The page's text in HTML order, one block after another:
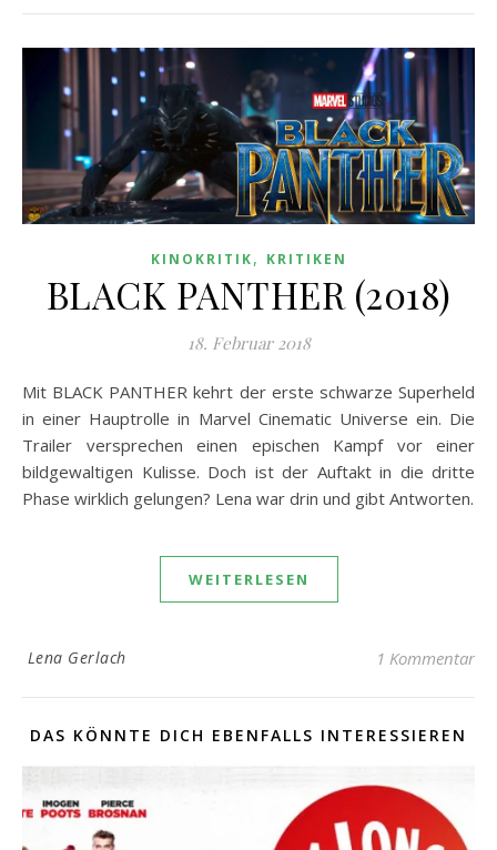
KINOKRITIK, KRITIKEN
BLACK PANTHER (2018)
18. Februar 2018
Mit BLACK PANTHER kehrt der erste schwarze Superheld
in einer Hauptrolle in Marvel Cinematic Universe ein. Die
Trailer versprechen einen epischen Kampf vor einer
bildgewaltigen Kulisse. Doch ist der Auftakt in die dritte
Phase wirklich gelungen? Lena war drin und gibt Antworten.
WEITERLESEN
Lena Gerlach 1 Kommentar
DAS KÖNNTE DICH EBENFALLS INTERESSIEREN